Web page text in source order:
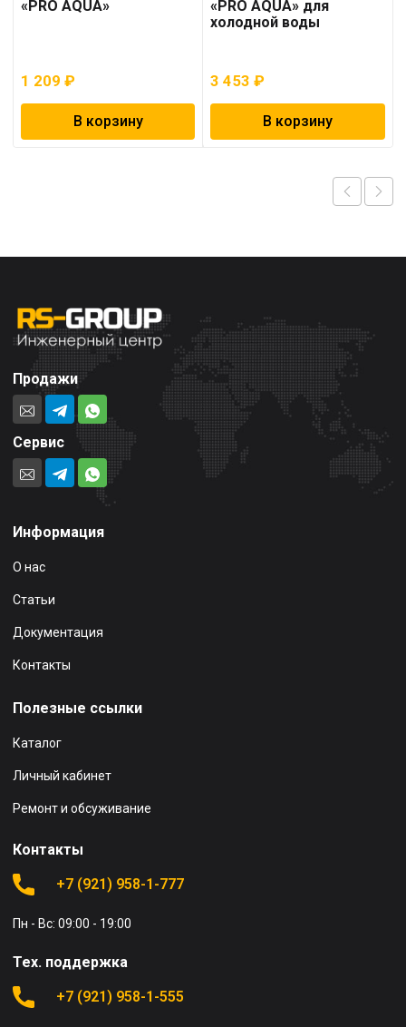
«PRO AQUA»
1 209 ₽
В корзину
«PRO AQUA» для
холодной воды
3 453₽
В корзину
Продажи
Сервис
Информация
О нас
Статьи
Документация
Контакты
Полезные ссылки
Каталог
Личный кабинет
Ремонт и обсуживание
Контакты
+7 (921) 958-1-777
Пн - Вс: 09:00 - 19:00
Тех. поддержка
+7 (921) 958-1-555